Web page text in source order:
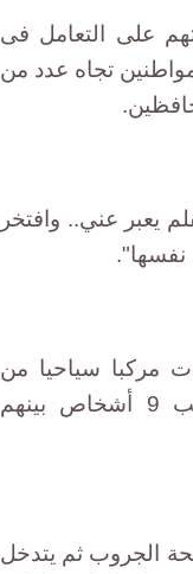
على التعامل فى
تجاه عدد من
يعبر عني.. وافتخر
نفسها".
مركبا سياحيا من
الغرق بمدينة الغردقة بالبحر الأحمر، وكان على متن المركب 9 أشخاص بينهم
الجروب ثم يتدخل